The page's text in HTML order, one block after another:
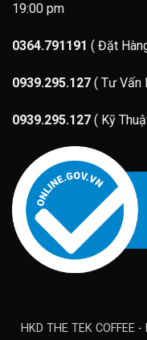
19:00 pm
0364.791191 ( Đặt
0939.295.127 ( Tư Vấn
0939.295.127 ( Kỹ
HKD THE TEK COFFEE